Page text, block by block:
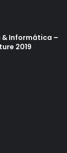
& Informática –
2019